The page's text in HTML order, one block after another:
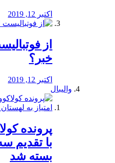
اکتبر 12, 2019
از
خبر؟
اکتبر 12, 2019
والیبال
پرونده
با تقدیم
بسته شد